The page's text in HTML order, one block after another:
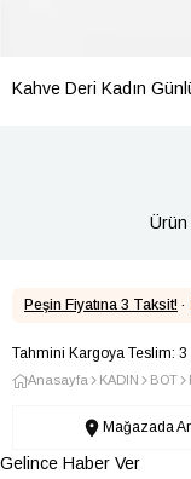
Kahve Deri Kadın
Ürün
Peşin Fiyatına 3 Taksit! ·
Tahmini Kargoya Teslim:
Anasayfa KADIN BOT
Mağazada
Gelince Haber Ver